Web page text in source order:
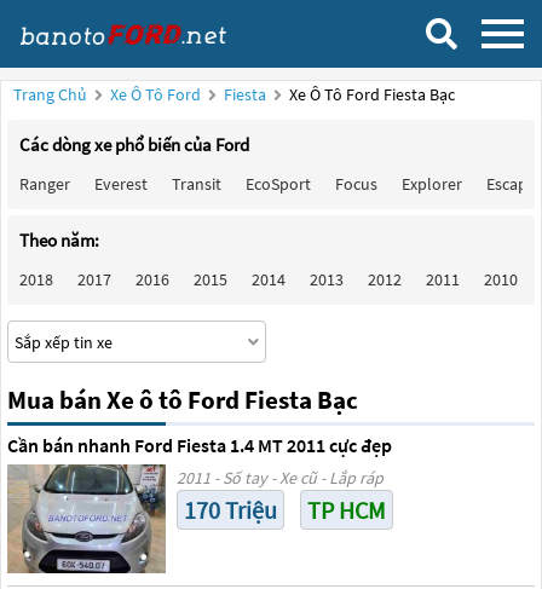
Trang Chủ Xe Ô Tô Ford Fiesta Xe Ô Tô Ford Fiesta Bạc
Các dòng xe phổ biến của Ford
Ranger Everest Transit EcoSport Focus Explorer Escape
Theo năm:
2018 2017 2016 2015 2014 2013 2012 2011 2010
Mua bán Xe ô tô Ford Fiesta Bạc
Cần bán nhanh Ford Fiesta 1.4 MT 2011 cực đẹp
2011 - Số tay - Xe cũ - Lắp ráp
170 Triệu TP HCM